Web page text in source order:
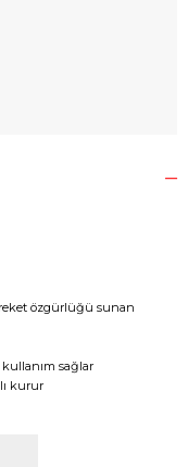
özgürlüğü sunan
kullanım sağlar
kurur